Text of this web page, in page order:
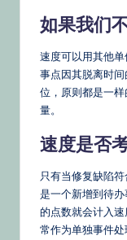
如果我们
速度可以用其他
事点因其脱离时
位，原则都是一
量。
速度是否
只有当修复缺陷
是一个新增到待
的点数就会计入
常作为单独事件处